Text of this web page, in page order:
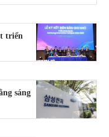
triển
sáng